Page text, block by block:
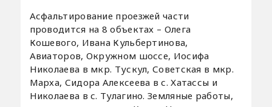
Асфальтирование проезжей части
проводится на 8 объектах – Олега
Кошевого, Ивана Кульбертинова,
Авиаторов, Окружном шоссе, Иосифа
Николаева в мкр. Тускул, Советская в мкр.
Марха, Сидора Алексеева в с. Хатассы и
Николаева в с. Тулагино. Земляные работы,